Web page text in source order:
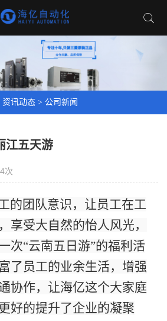
资讯动态 > 公司新闻
江五天游
次
的团队意识，让员工在工
享受大自然的怡人风光，
次“云南五日游”的福利活
了员工的业余生活，增强
协作，让海亿这个大家庭
好的提升了企业的凝聚